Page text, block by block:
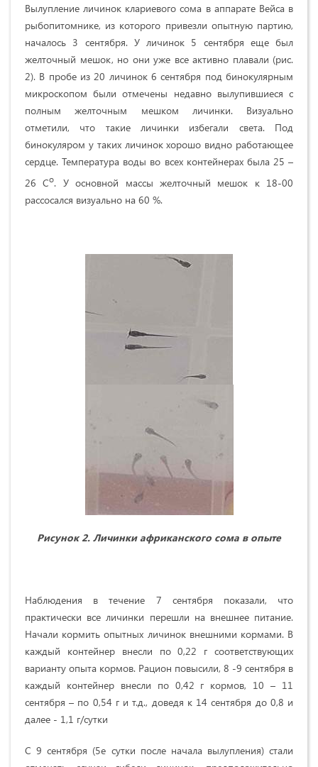
Вылупление личинок клариевого сома в аппарате Вейса в
рыбопитомнике, из которого привезли опытную партию,
началось 3 сентября. У личинок 5 сентября еще был
желточный мешок, но они уже все активно плавали (рис.
2). В пробе из 20 личинок 6 сентября под бинокулярным
микроскопом были отмечены недавно вылупившиеся с
полным желточным мешком личинки. Визуально
отметили, что такие личинки избегали света. Под
бинокуляром у таких личинок хорошо видно работающее
сердце. Температура воды во всех контейнерах была 25 –
26 Со. У основной массы желточный мешок к 18-00
рассосался визуально на 60 %.
Рисунок 2. Личинки африканского сома в опыте
Наблюдения в течение 7 сентября показали, что
практически все личинки перешли на внешнее питание.
Начали кормить опытных личинок внешними кормами. В
каждый контейнер внесли по 0,22 г соответствующих
варианту опыта кормов. Рацион повысили, 8 -9 сентября в
каждый контейнер внесли по 0,42 г кормов, 10 – 11
сентября – по 0,54 г и т.д., доведя к 14 сентября до 0,8 и
далее - 1,1 г/сутки
С 9 сентября (5е сутки после начала вылупления) стали